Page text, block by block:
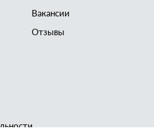
Вакансии
Отзывы